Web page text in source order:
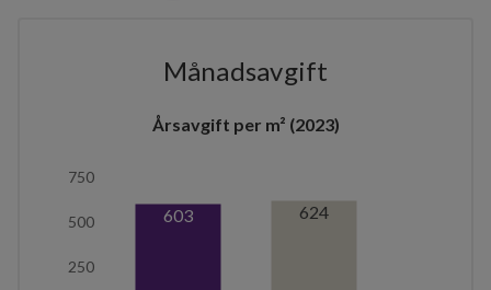
Månadsavgift
Årsavgift per m² (2023)
250
500
750
603 624